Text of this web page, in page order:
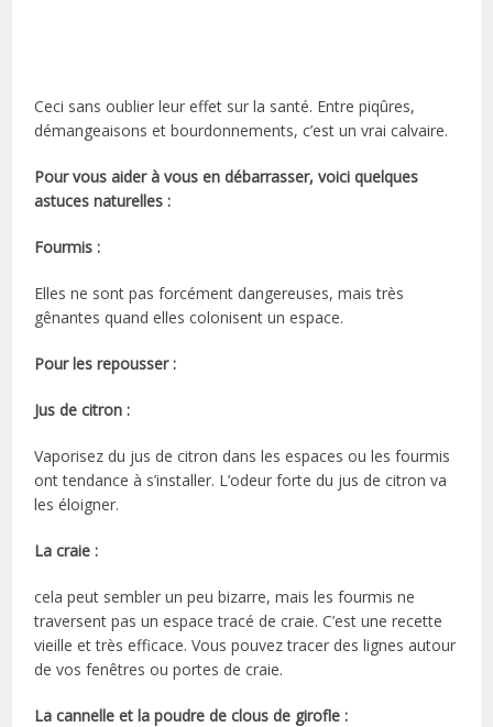
Ceci sans oublier leur effet sur la santé. Entre piqûres,
démangeaisons et bourdonnements, c’est un vrai calvaire.
Pour vous aider à vous en débarrasser, voici quelques
astuces naturelles :
Fourmis :
Elles ne sont pas forcément dangereuses, mais très
gênantes quand elles colonisent un espace.
Pour les repousser :
Jus de citron :
Vaporisez du jus de citron dans les espaces ou les fourmis
ont tendance à s’installer. L’odeur forte du jus de citron va
les éloigner.
La craie :
cela peut sembler un peu bizarre, mais les fourmis ne
traversent pas un espace tracé de craie. C’est une recette
vieille et très efficace. Vous pouvez tracer des lignes autour
de vos fenêtres ou portes de craie.
La cannelle et la poudre de clous de girofle :